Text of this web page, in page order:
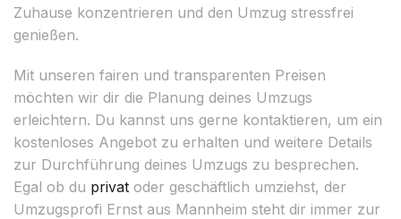
Zuhause konzentrieren und den Umzug stressfrei
genießen.
Mit unseren fairen und transparenten Preisen
möchten wir dir die Planung deines Umzugs
erleichtern. Du kannst uns gerne kontaktieren, um ein
kostenloses Angebot zu erhalten und weitere Details
zur Durchführung deines Umzugs zu besprechen.
Egal ob du privat oder geschäftlich umziehst, der
Umzugsprofi Ernst aus Mannheim steht dir immer zur